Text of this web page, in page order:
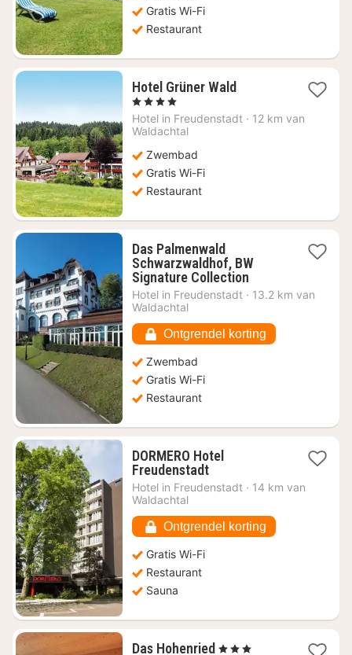
Gratis Wi-Fi
Restaurant
Hotel Grüner Wald1
vanaf
, 4 Sterren
Hotel in Freudenstadt · 12 km van
Waldachtal
Zwembad
Gratis Wi-Fi
Restaurant
Das Palmenwald
Schwarzwaldhof, BW
Signature Collection1
nacht
81,50
Hotel in Freudenstadt · 13.2 km van
Waldachtal
Ontgrendel korting
Zwembad
Gratis Wi-Fi
Restaurant
DORMERO Hotel
Freudenstadt1
nacht
47,89
Hotel in Freudenstadt · 14 km van
Waldachtal
Ontgrendel korting
Gratis Wi-Fi
Restaurant
Sauna
Das Hohenried 1
, 3 Sterren